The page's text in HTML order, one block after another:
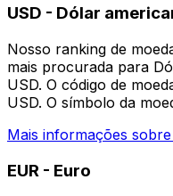
USD - Dólar
Nosso ranking de
mais procurada para
USD. O código de
USD. O símbolo da
Mais informações
EUR - Euro